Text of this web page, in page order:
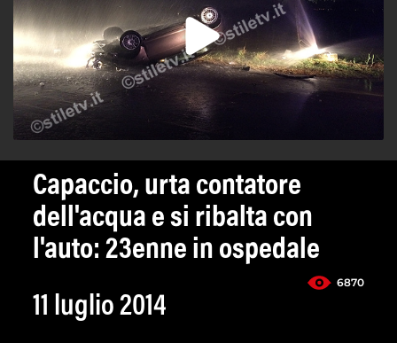
Capaccio, urta contatore
dell'acqua e si ribalta con
l'auto: 23enne in ospedale
6870
11 luglio 2014